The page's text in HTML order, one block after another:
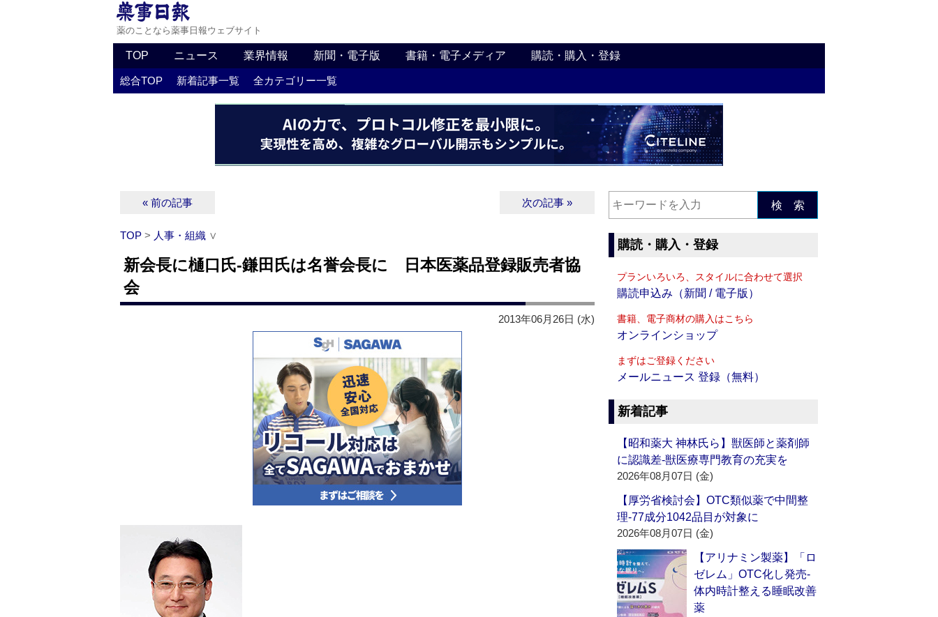
薬のことなら薬事日報ウェブサイト
TOP ニュース 業界情報 新聞・電子版 書籍・電子メディア 購読・購入・登録
総合TOP 新着記事一覧 全カテゴリー一覧
« 前の記事 次の記事 »
TOP > 人事・組織 ∨
新会長に樋口氏‐鎌田氏は名誉会長に 日本医薬品登録販売者協
会
2013年06月26日 (水)
検 索
購読・購入・登録
プランいろいろ、スタイルに合わせて選択
購読申込み（新聞 / 電子版）
書籍、電子商材の購入はこちら
オンラインショップ
まずはご登録ください
メールニュース 登録（無料）
新着記事
【昭和薬大 神林氏ら】獣医師と薬剤師
に認識差‐獣医療専門教育の充実を
2026年08月07日 (金)
【厚労省検討会】OTC類似薬で中間整
理‐77成分1042品目が対象に
2026年08月07日 (金)
【アリナミン製薬】「ロ
ゼレム」OTC化し発売‐
体内時計整える睡眠改善
薬